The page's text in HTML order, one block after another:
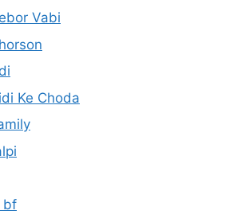
Vabi
Ke Choda
bf